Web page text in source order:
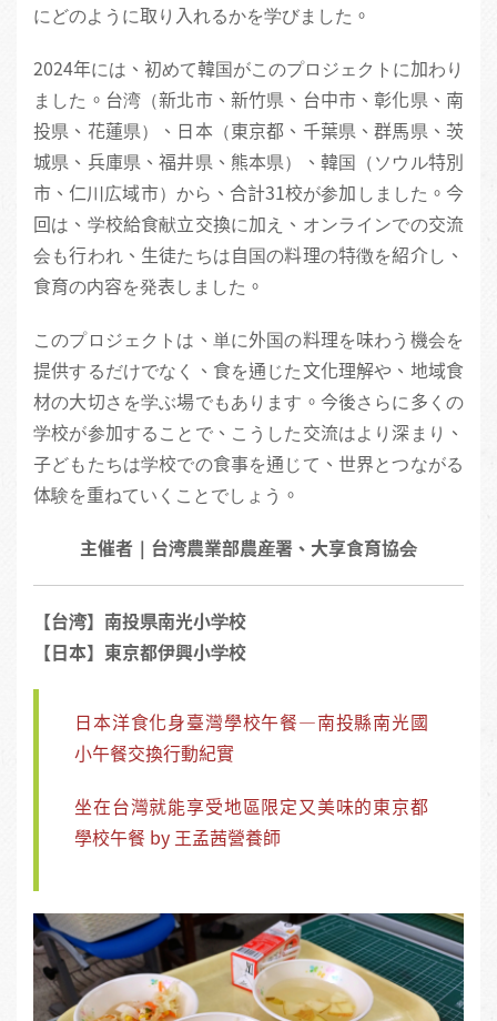
にどのように取り入れるかを学びました。
2024年には、初めて韓国がこのプロジェクトに加わり
ました。台湾（新北市、新竹県、台中市、彰化県、南
投県、花蓮県）、日本（東京都、千葉県、群馬県、茨
城県、兵庫県、福井県、熊本県）、韓国（ソウル特別
市、仁川広域市）から、合計31校が参加しました。今
回は、学校給食献立交換に加え、オンラインでの交流
会も行われ、生徒たちは自国の料理の特徴を紹介し、
食育の内容を発表しました。
このプロジェクトは、単に外国の料理を味わう機会を
提供するだけでなく、食を通じた文化理解や、地域食
材の大切さを学ぶ場でもあります。今後さらに多くの
学校が参加することで、こうした交流はより深まり、
子どもたちは学校での食事を通じて、世界とつながる
体験を重ねていくことでしょう。
主催者｜台湾農業部農産署、大享食育協会
【台湾】南投県南光小学校
【日本】東京都伊興小学校
日本洋食化身臺灣學校午餐—南投縣南光國
小午餐交換行動紀實
坐在台灣就能享受地區限定又美味的東京都
學校午餐 by 王孟茜營養師